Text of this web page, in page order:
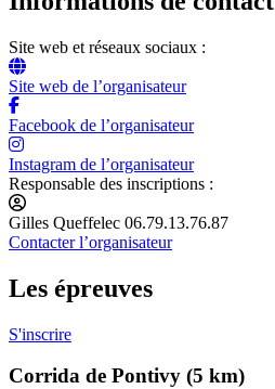
Site web et réseaux sociaux :
Site web de l’organisateur
Facebook de l’organisateur
Instagram de l’organisateur
Responsable des inscriptions :
Gilles Queffelec 06.79.13.76.87
Contacter l’organisateur
Les épreuves
S'inscrire
Corrida de Pontivy (5 km)